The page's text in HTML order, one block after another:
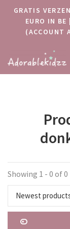
GRATIS
EURO IN
(ACCOUNT
Showing 1 - 0 of 0
Newest